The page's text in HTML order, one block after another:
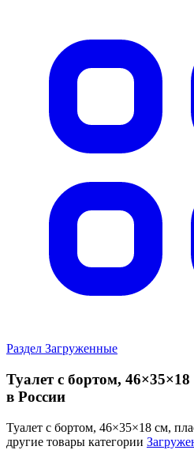
Раздел Загруженные
Туалет с бортом,
в России
Туалет с бортом, 46×35×18 см,
другие товары категории